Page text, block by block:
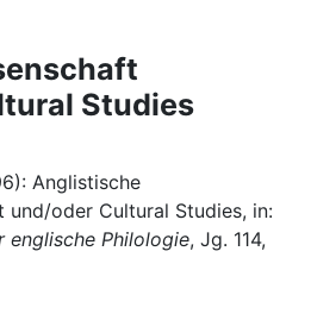
Studies
Anglistische
und/oder Cultural Studies, in:
englische Philologie, Jg. 114,